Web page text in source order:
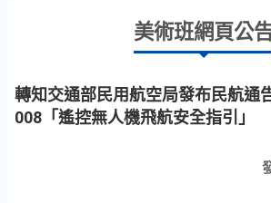
美術班網頁公
轉知交通部民用航空局發布民航通
008「遙控無人機飛航安全指引」